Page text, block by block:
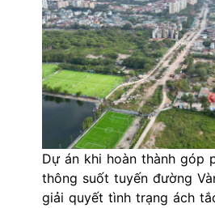
Dự án khi hoàn thành góp
thông suốt tuyến đường
giải quyết tình trạng ách